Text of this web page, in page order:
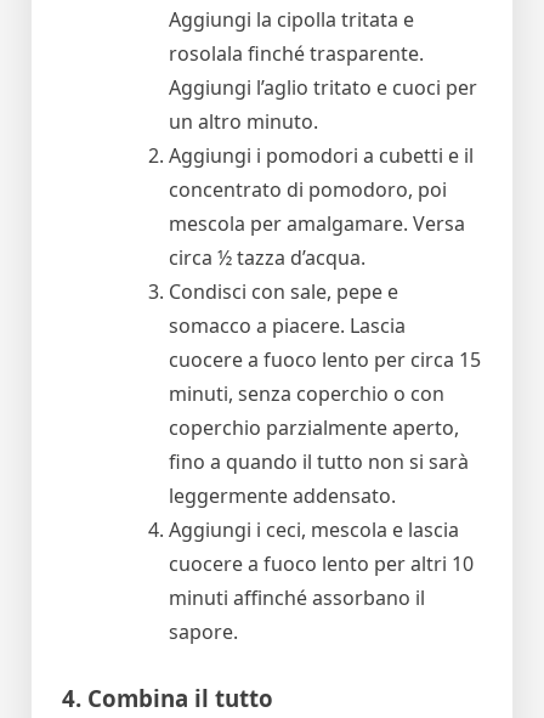
Aggiungi la cipolla tritata e
rosolala finché trasparente.
Aggiungi l’aglio tritato e cuoci per
un altro minuto.
Aggiungi i pomodori a cubetti e il
concentrato di pomodoro, poi
mescola per amalgamare. Versa
circa ½ tazza d’acqua.
Condisci con sale, pepe e
somacco a piacere. Lascia
cuocere a fuoco lento per circa 15
minuti, senza coperchio o con
coperchio parzialmente aperto,
fino a quando il tutto non si sarà
leggermente addensato.
Aggiungi i ceci, mescola e lascia
cuocere a fuoco lento per altri 10
minuti affinché assorbano il
sapore.
4. Combina il tutto